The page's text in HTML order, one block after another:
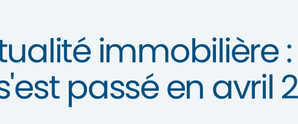
immobilière
passé en avril